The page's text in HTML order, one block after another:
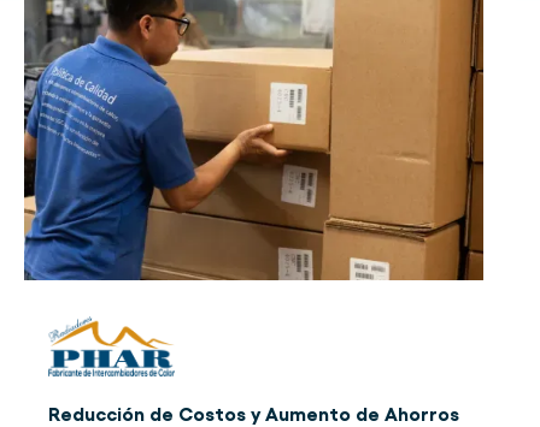
Reducción de Costos y Aumento de Ahorros